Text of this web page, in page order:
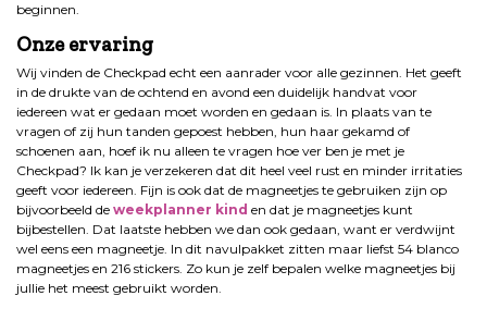
beginnen.
Onze ervaring
Wij vinden de Checkpad echt een aanrader voor alle gezinnen. Het geeft
in de drukte van de ochtend en avond een duidelijk handvat voor
iedereen wat er gedaan moet worden en gedaan is. In plaats van te
vragen of zij hun tanden gepoest hebben, hun haar gekamd of
schoenen aan, hoef ik nu alleen te vragen hoe ver ben je met je
Checkpad? Ik kan je verzekeren dat dit heel veel rust en minder irritaties
geeft voor iedereen. Fijn is ook dat de magneetjes te gebruiken zijn op
bijvoorbeeld de weekplanner kind en dat je magneetjes kunt
bijbestellen. Dat laatste hebben we dan ook gedaan, want er verdwijnt
wel eens een magneetje. In dit navulpakket zitten maar liefst 54 blanco
magneetjes en 216 stickers. Zo kun je zelf bepalen welke magneetjes bij
jullie het meest gebruikt worden.